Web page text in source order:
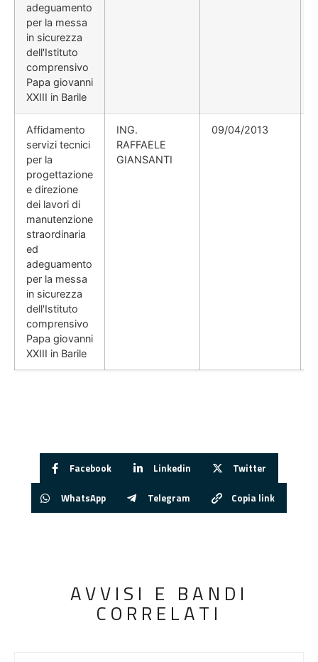
adeguamento
per la messa
in sicurezza
dell'Istituto
comprensivo
Papa giovanni
XXIII in Barile
Affidamento
servizi tecnici
per la
progettazione
e direzione
dei lavori di
manutenzione
straordinaria
ed
adeguamento
per la messa
in sicurezza
dell'Istituto
comprensivo
Papa giovanni
XXIII in Barile
ING.
RAFFAELE
GIANSANTI
09/04/2013
Facebook Linkedin Twitter
WhatsApp Telegram Copia link
AVVISI E BANDI
CORRELATI